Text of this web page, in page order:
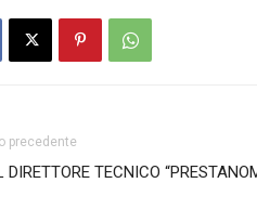
precedente
DIRETTORE TECNICO